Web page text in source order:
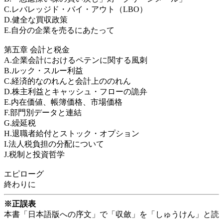
C.レバレッジド・バイ・アウト（LBO）
D.健全な買収政策
E.自分の企業を売るにあたって
第五章 会計と税金
A.企業会計におけるペテンに関する風刺
B.ルック・スルー利益
C.経済的なのれんと会計上ののれん
D.株主利益とキャッシュ・フローの詭弁
E.内在価値、帳簿価格、市場価格
F.部門別データと連結
G.繰延税
H.退職者給付とストック・オプション
I.法人税負担の分配について
J.税制と投資哲学
エピローグ
終わりに
※正誤表
本書「日本語版への序文」で「収斂」を「しゅうけん」と読